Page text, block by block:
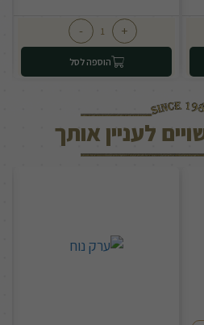
+
-
הוספה לסל
לעניין אותך